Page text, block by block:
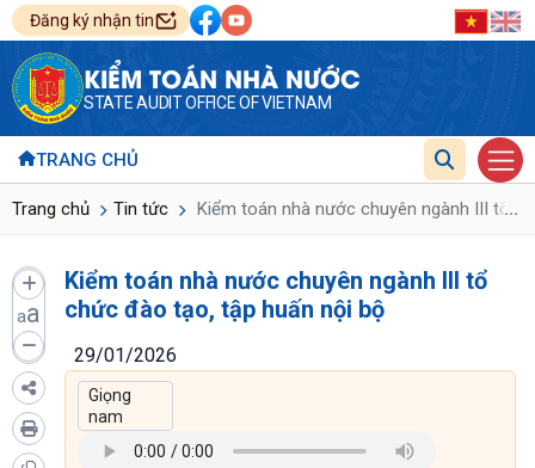
Đăng ký nhận tin
KIỂM TOÁN NHÀ NƯỚC
STATE AUDIT OFFICE OF VIETNAM
TRANG CHỦ
Trang chủ Tin tức Kiểm toán nhà nước chuyên ngành III tổ...
aa
Kiểm toán nhà nước chuyên ngành III tổ
chức đào tạo, tập huấn nội bộ
29/01/2026